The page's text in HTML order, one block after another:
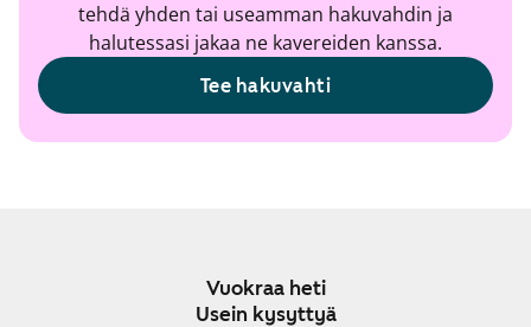
tehdä yhden tai useamman hakuvahdin ja
halutessasi jakaa ne kavereiden kanssa.
Tee hakuvahti
Vuokraa heti
Usein kysyttyä